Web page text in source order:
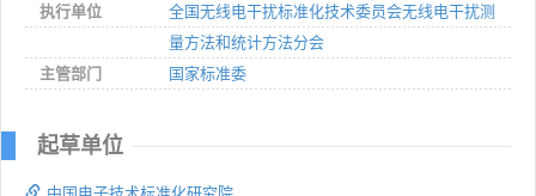
执行单位
全国无线电干扰标准化技术委员会无线电干扰测
量方法和统计方法分会
主管部门
国家标准委
起草单位